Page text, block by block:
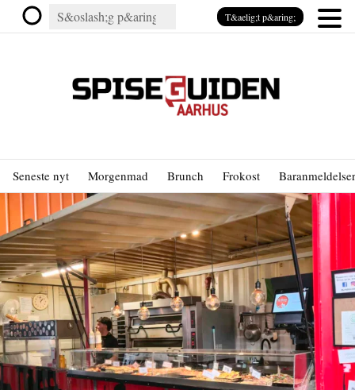
Seneste nyt Morgenmad Brunch Frokost Baranmeldelser
T&aelig;t p&aring;